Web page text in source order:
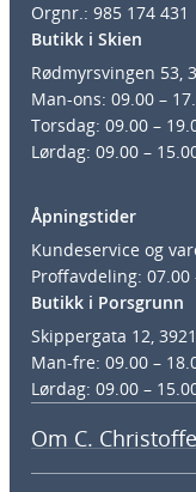
Orgnr.: 985 174 431
Butikk i Skien
Rødmyrsvingen 53,
Man-ons: 09.00 –
Torsdag: 09.00 –
Lørdag: 09.00 –
Åpningstider
Kundeservice og
Proffavdeling: 07.00
Butikk i Porsgrunn
Skippergata 12,
Man-fre: 09.00 –
Lørdag: 09.00 –
Om C.